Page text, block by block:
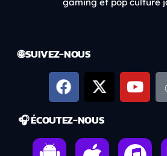
🌐 SUIVEZ-NOUS
🎧 ÉCOUTEZ-NOUS